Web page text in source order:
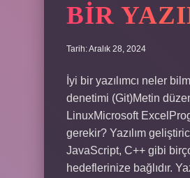
BIR
Tarih: Aralık 28, 2024
İyi bir yazılımcı neler
denetimi (Git)Metin
LinuxMicrosoft
gerekir? Yazılım
JavaScript, C++ gibi
hedeflerinize bağlıdır.